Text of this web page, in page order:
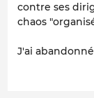
contre ses
chaos
J'ai